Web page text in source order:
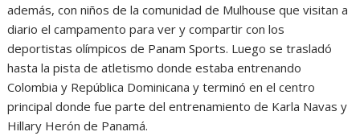
además, con niños de la comunidad de Mulhouse que visitan a
diario el campamento para ver y compartir con los
deportistas olímpicos de Panam Sports. Luego se trasladó
hasta la pista de atletismo donde estaba entrenando
Colombia y República Dominicana y terminó en el centro
principal donde fue parte del entrenamiento de Karla Navas y
Hillary Herón de Panamá.